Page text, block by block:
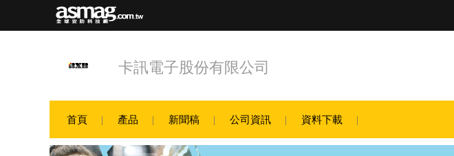
卡訊電子股份有限公司
首頁 產品 新聞稿 公司資訊 資料下載